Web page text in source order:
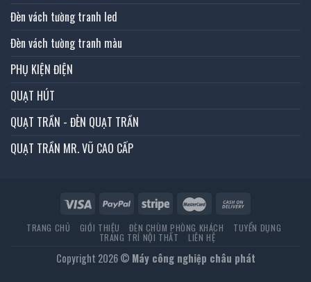
Đèn vách tường tranh led
Đèn vách tường tranh màu
PHỤ KIỆN ĐIỆN
QUẠT HÚT
QUẠT TRẦN - ĐÈN QUẠT TRẦN
QUẠT TRẦN MR. VŨ CAO CẤP
TRANG CHỦ GIỚI THIỆU ĐÈN CHÙM PHÒNG KHÁCH TUYỂN DỤNG
TRANG TRÍ NỘI THẤT LIÊN HỆ
Copyright 2026 © Máy công nghiệp châu phát